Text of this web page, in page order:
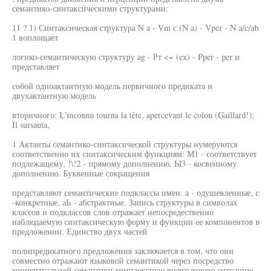
семантико-синтаксическими структурами:
11 ? 1) Синтаксическая структура N а - Vm с (N а) - Vper - N a/c/ab
1 воплощает
логико-семантическую структуру ag - Рт <~ (ex) - Pper - per и
представляет
собой одноактантную модель первичного предиката и
двухактантную модель
вторичного: L'inconnu tourna la tête, apercevant le colon (Gaillard!);
Il sursauta,
1 Актанты семантико-синтаксической структуры нумеруются
соответственно их синтаксическим функциям: М1 - соответствует
подлежащему, !\!2 - прямому дополнению, Ы3 - косвенному
дополнению. Буквенные сокращения
представляют семантические подклассы имен: а - одушевленные, с
-конкретные, аЬ - абстрактные. Запись структуры в символах
классов и подклассов слов отражает непосредественно
наблюдаемую синтаксическую форму и функции ее компонентов в
предложении. Единство двух частей
полипредикатного предложения заключается в том, что они
совместно отражают языковой семантикой через посредство